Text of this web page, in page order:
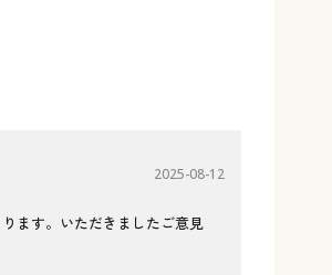
2025-08-12
ます。いただきましたご意見